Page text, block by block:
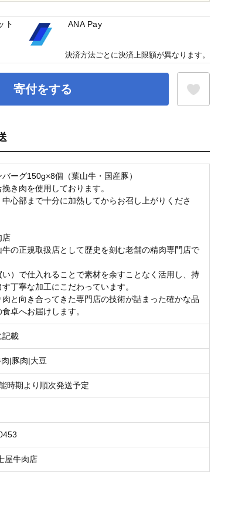
寄付をする
ーグ150g×8個（葉山牛・国産豚）
き肉を使用しております。
心部まで十分に加熱してからお召し上がりくださ
店
の正規取扱店として歴史を刻む老舗の精肉専門店で
）で仕入れることで素材を余すことなく活用し、持
丁寧な加工にこだわっています。
肉と向き合ってきた専門店の技術が詰まった確かな品
卓へお届けします。
記載
|豚肉|大豆
時期より順次発送予定
屋牛肉店
ト
ANA Pay
決済方法ごとに決済上限額が異なります。